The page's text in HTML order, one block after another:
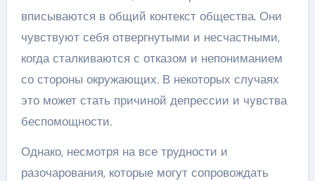
вписываются в общий контекст общества. Они
чувствуют себя отвергнутыми и несчастными,
когда сталкиваются с отказом и непониманием
со стороны окружающих. В некоторых случаях
это может стать причиной депрессии и чувства
беспомощности.
Однако, несмотря на все трудности и
разочарования, которые могут сопровождать